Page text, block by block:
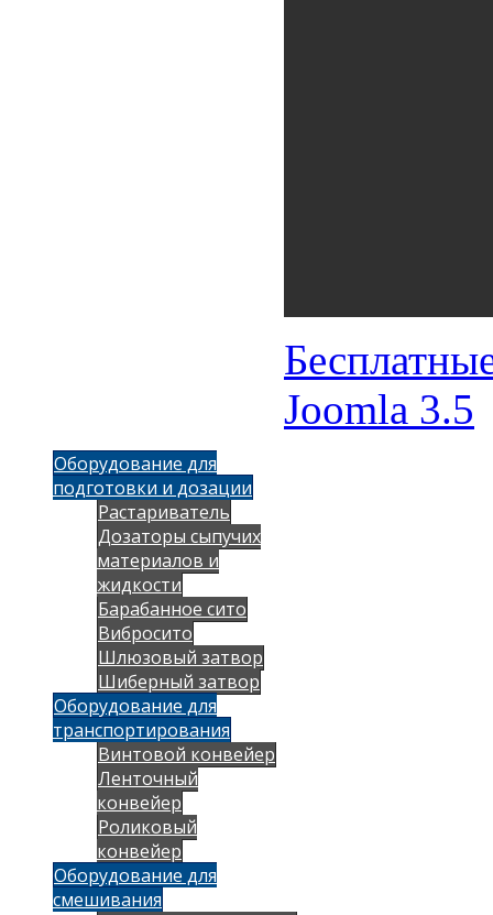
Joomla 3.5
Оборудование для
подготовки и дозации
Растариватель
Дозаторы сыпучих
материалов и
жидкости
Барабанное сито
Вибросито
Шлюзовый затвор
Шиберный затвор
Оборудование для
транспортирования
Винтовой конвейер
Ленточный
конвейер
Роликовый
конвейер
Оборудование для
смешивания